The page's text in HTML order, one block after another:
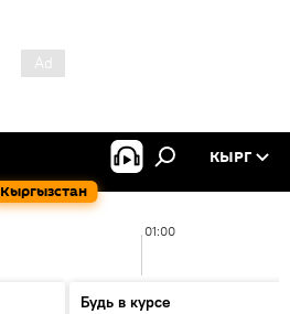
Кыргызстан
КЫРГ
01:00
Будь в курсе